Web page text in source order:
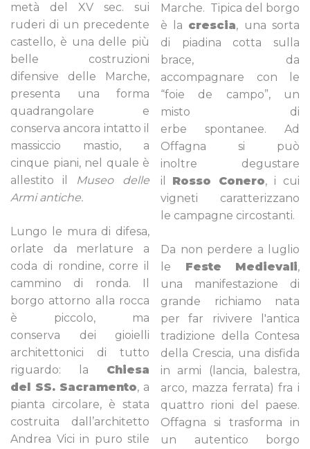
metà del XV sec. sui
ruderi di un precedente
castello, è una delle più
belle costruzioni
difensive delle Marche,
presenta una forma
quadrangolare e
conserva ancora intatto il
massiccio mastio, a
cinque piani, nel quale è
allestito il
Museo delle
Armi antiche.
Lungo le mura di difesa,
orlate da merlature a
coda di rondine, corre il
cammino di ronda. Il
borgo attorno alla rocca
è piccolo, ma
conserva dei gioielli
architettonici di tutto
riguardo: la Chiesa
del SS. Sacramento, a
pianta circolare, è stata
costruita dall’architetto
Andrea Vici in puro stile
Marche. Tipica del borgo
è la crescia, una sorta
di piadina cotta sulla
brace, da
accompagnare con le
“foie de campo”, un
misto di
erbe spontanee. Ad
Offagna si può
inoltre degustare
il Rosso Conero, i cui
vigneti caratterizzano
le campagne circostanti.
Da non perdere a luglio
le Feste Medievali,
una manifestazione di
grande richiamo nata
per far rivivere l'antica
tradizione della Contesa
della Crescia, una disfida
in armi (lancia, balestra,
arco, mazza ferrata) fra i
quattro rioni del paese.
Offagna si trasforma in
un autentico borgo